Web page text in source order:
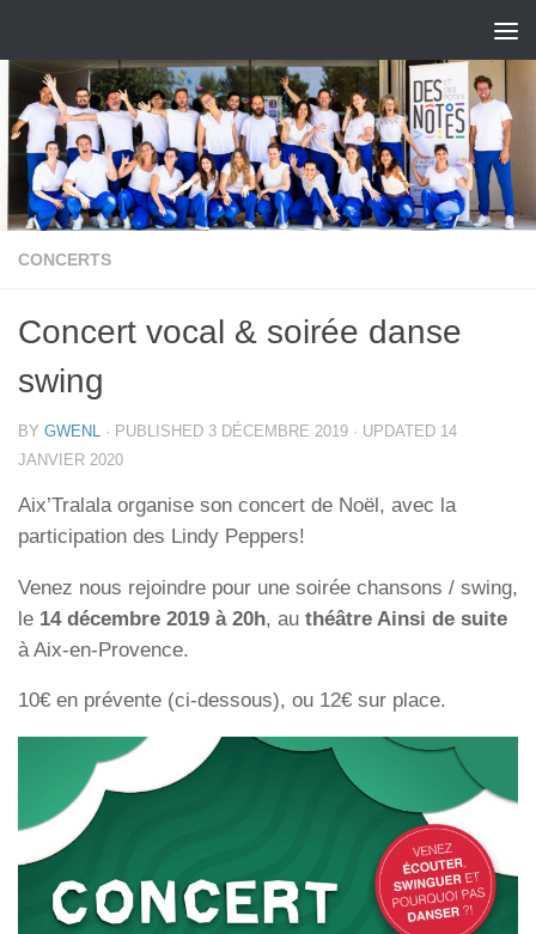
CONCERTS
Concert vocal & soirée danse
swing
BY GWENL · PUBLISHED 3 DÉCEMBRE 2019 · UPDATED 14
JANVIER 2020
Aix’Tralala organise son concert de Noël, avec la
participation des Lindy Peppers!
Venez nous rejoindre pour une soirée chansons / swing,
le 14 décembre 2019 à 20h, au théâtre Ainsi de suite
à Aix-en-Provence.
10€ en prévente (ci-dessous), ou 12€ sur place.